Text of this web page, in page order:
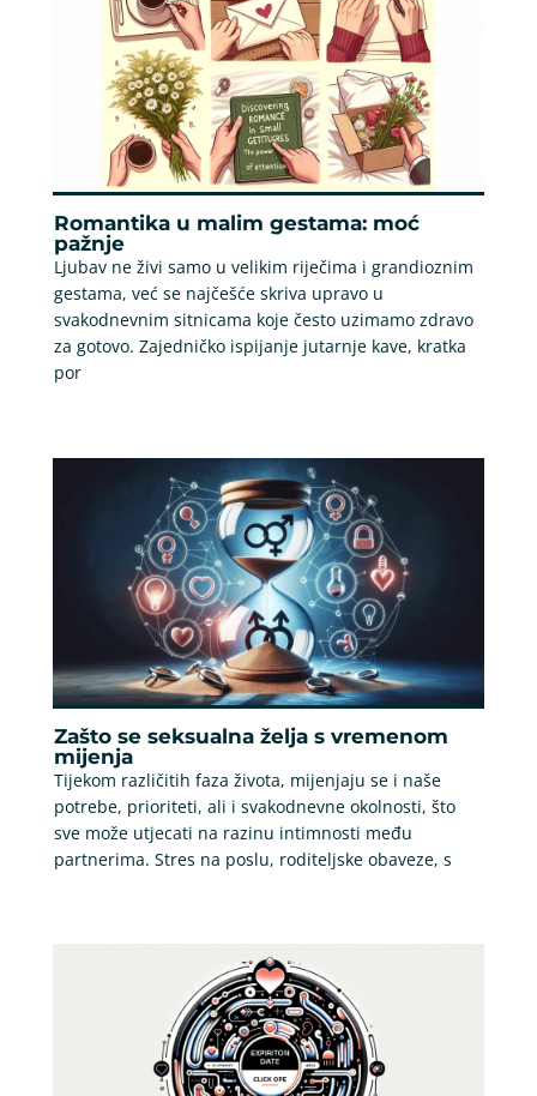
Romantika u malim gestama: moć
pažnje
Ljubav ne živi samo u velikim riječima i grandioznim
gestama, već se najčešće skriva upravo u
svakodnevnim sitnicama koje često uzimamo zdravo
za gotovo. Zajedničko ispijanje jutarnje kave, kratka
por
Zašto se seksualna želja s vremenom
mijenja
Tijekom različitih faza života, mijenjaju se i naše
potrebe, prioriteti, ali i svakodnevne okolnosti, što
sve može utjecati na razinu intimnosti među
partnerima. Stres na poslu, roditeljske obaveze, s